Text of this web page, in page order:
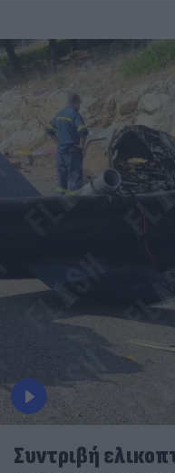
Συντριβή